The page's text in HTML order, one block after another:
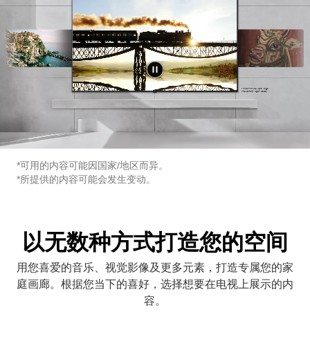
*可用的内容可能因国家/地区而异。
*所提供的内容可能会发生变动。
以无数种方式打造您的空间
用您喜爱的音乐、视觉影像及更多元素，打造专属您的家
庭画廊。根据您当下的喜好，选择想要在电视上展示的内
容。